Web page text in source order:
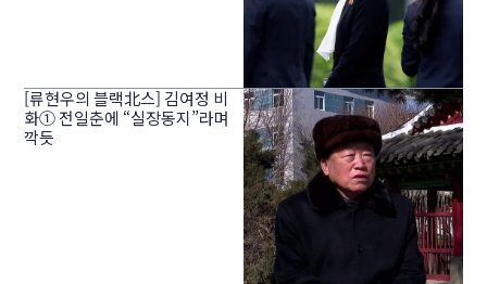
[류현우의 블랙北스] 김여정 비
화① 전일춘에 “실장동지”라며
깍듯